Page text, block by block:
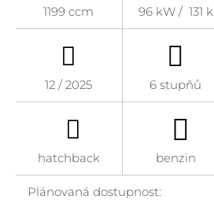
1199 ccm 96 kW / 131 k
12 / 2025 6 stupňů
hatchback benzin
Plánovaná dostupnost: